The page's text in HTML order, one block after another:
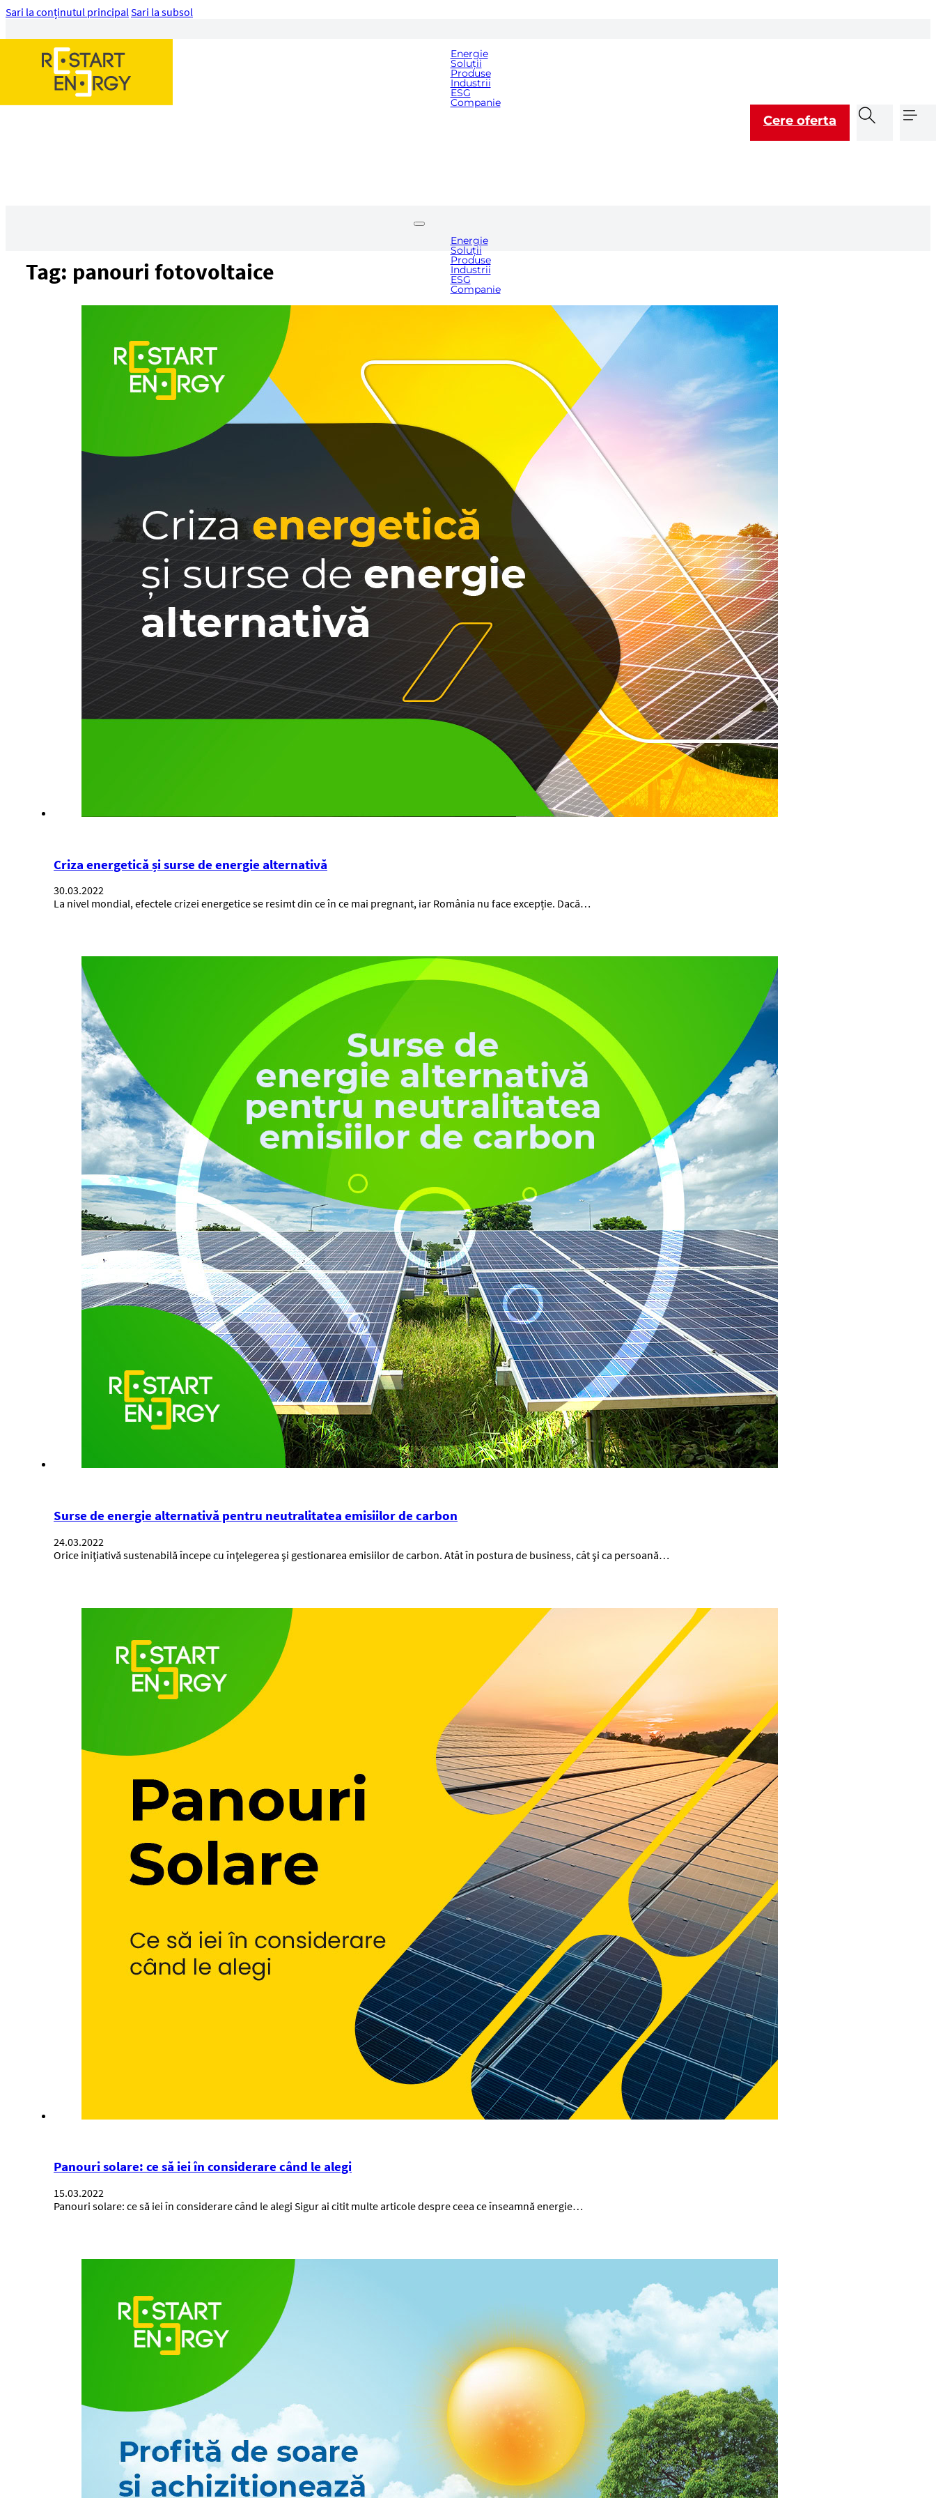
Sari la conținutul principalSari la subsol
EN
Energie
Soluții
Produse
Industrii
ESG
Companie
Energie
Soluții
Produse
Industrii
ESG
Companie
Cere oferta
Tag: panouri fotovoltaice
Criza energetică și surse de energie alternativă
30.03.2022
La nivel mondial, efectele crizei energetice se resimt din ce în ce mai pregnant, iar România nu face excepție. Dacă…
Surse de energie alternativă pentru neutralitatea emisiilor de carbon
24.03.2022
Orice iniţiativă sustenabilă începe cu înţelegerea şi gestionarea emisiilor de carbon. Atât în postura de business, cât şi ca persoană…
Panouri solare: ce să iei în considerare când le alegi
15.03.2022
Panouri solare: ce să iei în considerare când le alegi Sigur ai citit multe articole despre ceea ce înseamnă energie…